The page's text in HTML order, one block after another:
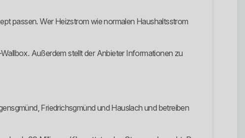
passen. Wer Heizstrom wie normalen Haushaltsstrom
Außerdem stellt der Anbieter Informationen zu
Friedrichsgmünd und Hauslach und betreiben